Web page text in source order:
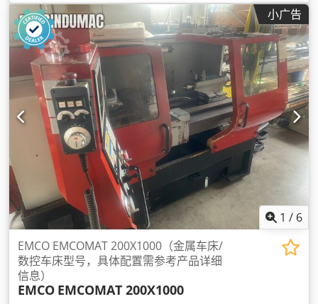
通孔:65 毫米, X轴行程:260 毫米, Y轴行程:80 毫米, Z轴移动距
离:610 毫米, X轴快进: 30 米/分钟 , Y轴快速移动:15 米/分钟
, Z
轴快速移动:
30 米/分钟 , 送料长度 X 轴:260 毫米, Y轴进给长度:
80 毫米, Z轴进给行程:610 毫米, 扭矩: 250 牛米 , 棒通过口: 65
毫米, 设备:文档 / 手册, 转速可无级变速
小广告
1 / 6
EMCO EMCOMAT 200X1000（金属车床/
数控车床型号，具体配置需参考产品详细
信息）
EMCO EMCOMAT 200X1000